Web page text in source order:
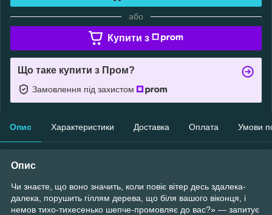
або
Купити з
Що таке купити з Пром?
Замовлення під захистом
Опис Характеристики Доставка Оплата Умови
Опис
Чи знаєте, що воно значить, коли повіє вітер десь здалека-
далека, порушить гіллям дерева, що біля вашого віконця, і
немов тихо-тихесенько шепче-промовляє до вас?» — запитує